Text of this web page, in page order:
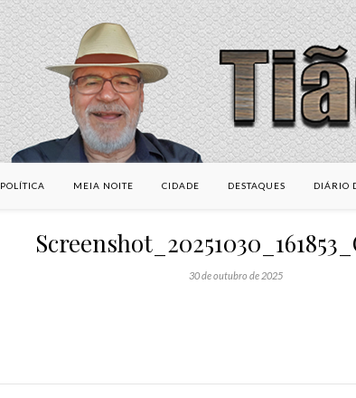
POLÍTICA MEIA NOITE CIDADE DESTAQUES DIÁRIO
30 de outubro de 2025